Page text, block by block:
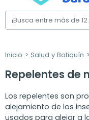
Inicio Salud y Botiquín
Repelentes de
Los repelentes son
alejamiento de los
usados para alejar a